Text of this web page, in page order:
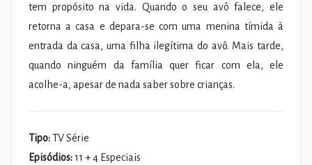
tem propósito na vida. Quando o seu avô falece, ele
retorna a casa e depara-se com uma menina tímida à
entrada da casa, uma filha ilegítima do avô. Mais tarde,
quando ninguém da família quer ficar com ela, ele
acolhe-a, apesar de nada saber sobre crianças.
Tipo:TV Série
Episódios:11 + 4 Especiais